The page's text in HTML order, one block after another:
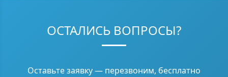
ОСТАЛИСЬ ВОПРОСЫ?
Оставьте заявку — перезвоним, бесплатно